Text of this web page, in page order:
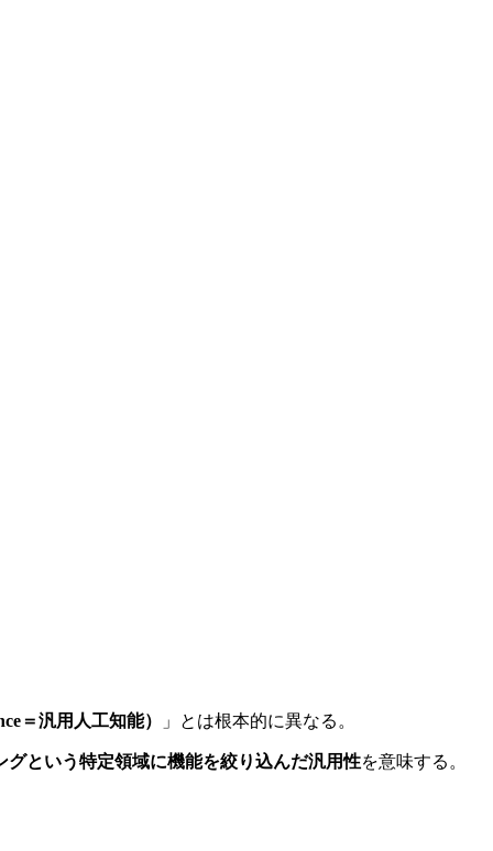
＝汎用人工知能） 」とは根本的に異なる。
グという特定領域に機能を絞り込んだ汎用性を意味する。